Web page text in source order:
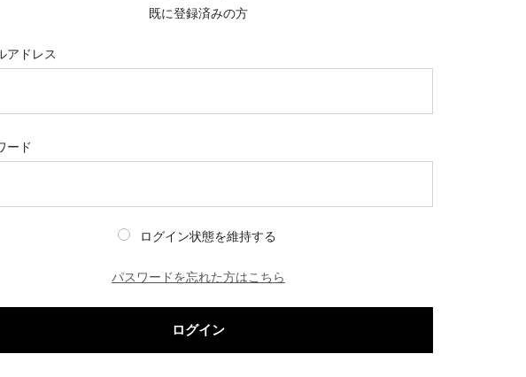
既に登録済みの方
アドレス
ード
ログイン状態を維持する
パスワードを忘れた方はこちら
ログイン